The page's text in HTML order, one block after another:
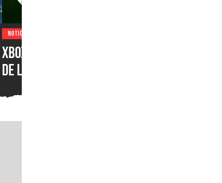
NOTICIAS
XBOX por fin recibiría una
de las funciones más
pedido durante años